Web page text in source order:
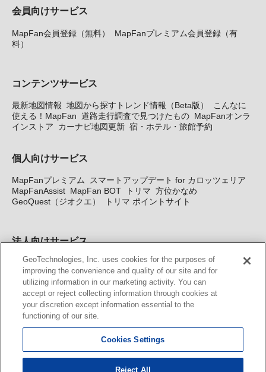
会員向けサービス
MapFan会員登録（無料）
MapFanプレミアム会員登録（有
料）
コンテンツサービス
最新地図情報 地図から探すトレンド情報（Beta版）
こんなに
使える！MapFan 道路走行調査で見つけたもの MapFanオンラ
インストア
カーナビ地図更新 宿・ホテル・旅館予約
個人向けサービス
MapFanプレミアム
スマートアップデート for カロッツェリア
MapFanAssist MapFan BOT トリマ 方位かなめ
GeoQuest（ジオクエ）
トリマ ポイントサイト
法人向けサービス
法人向け地図・位置情報サービス WEBサイト・システム向け地
図API Windows PC向け地図開発キット MapFan DB 住所確認
サービス
MAP WORLD+ トリマ広告 Geo-Research
カーナビ地図更新サービス
MapFan スマートメンバーズ
KENWOOD MapFan Club
GeoTechnologies, Inc. uses cookies for the purposes of
improving the convenience and quality of our site and for
utilizing information in our marketing activity. You can
accept or reject collecting information through cookies at
your discretion except information essential to the
functioning of our site.
Cookies Settings
Reject All